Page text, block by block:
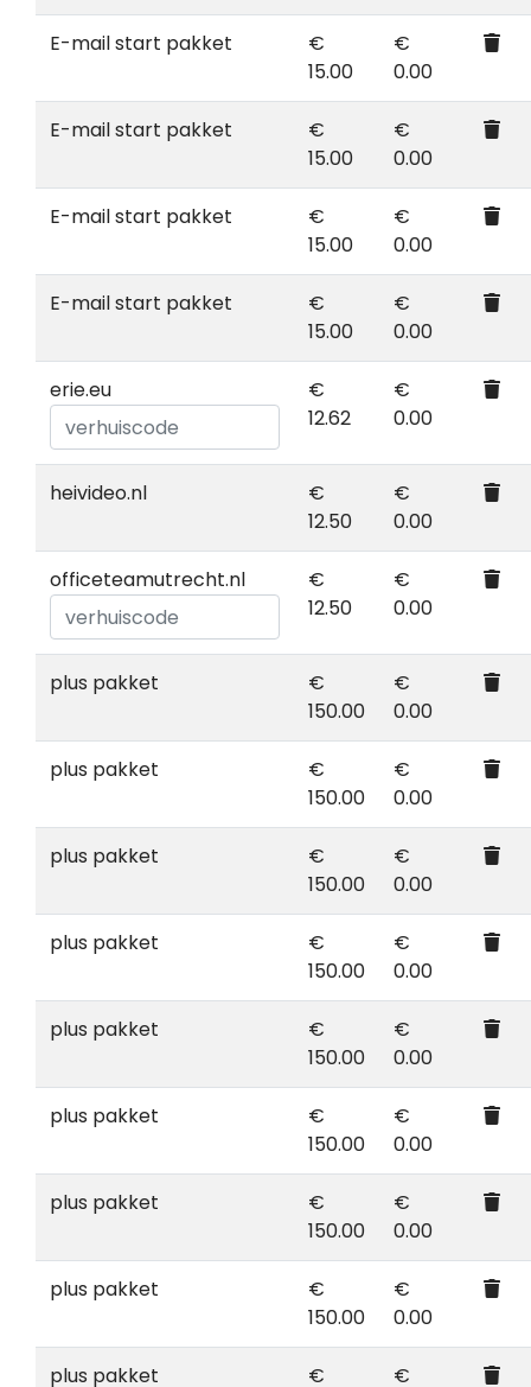
E-mail start pakket
€
15.00
€
0.00
E-mail start pakket
€
15.00
€
0.00
E-mail start pakket
€
15.00
€
0.00
E-mail start pakket
€
15.00
€
0.00
erie.eu
€
12.62
€
0.00
heivideo.nl
€
12.50
€
0.00
officeteamutrecht.nl
€
12.50
€
0.00
plus pakket
€
150.00
€
0.00
plus pakket
€
150.00
€
0.00
plus pakket
€
150.00
€
0.00
plus pakket
€
150.00
€
0.00
plus pakket
€
150.00
€
0.00
plus pakket
€
150.00
€
0.00
plus pakket
€
150.00
€
0.00
plus pakket
€
150.00
€
0.00
plus pakket € €